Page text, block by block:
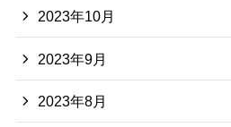
2023年10月
2023年9月
2023年8月